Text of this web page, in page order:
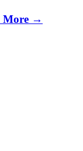
More →